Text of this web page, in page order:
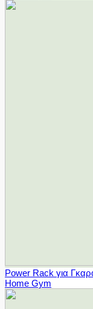
Power Rack για
Home Gym